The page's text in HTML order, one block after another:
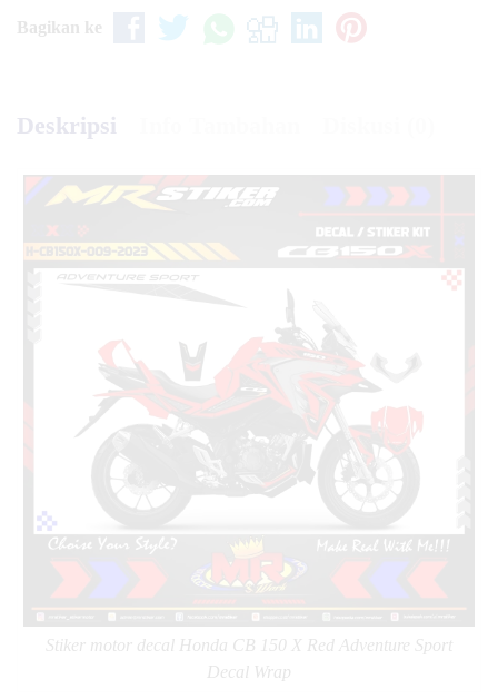
Bagikan ke
Deskripsi
Stiker motor decal Honda CB 150 X Red Adventure Sport
Decal Wrap